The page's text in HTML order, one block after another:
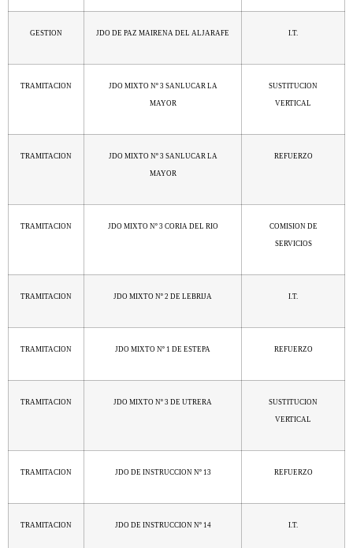
GESTION JDO DE PAZ MAIRENA DEL ALJARAFE I.T.
TRAMITACION JDO MIXTO Nº 3 SANLUCAR LA
MAYOR
SUSTITUCION
VERTICAL
TRAMITACION JDO MIXTO Nº 3 SANLUCAR LA
MAYOR
REFUERZO
TRAMITACION JDO MIXTO Nº 3 CORIA DEL RIO COMISION DE
SERVICIOS
TRAMITACION JDO MIXTO Nº 2 DE LEBRIJA I.T.
TRAMITACION JDO MIXTO Nº 1 DE ESTEPA REFUERZO
TRAMITACION JDO MIXTO Nº 3 DE UTRERA SUSTITUCION
VERTICAL
TRAMITACION JDO DE INSTRUCCION Nº 13 REFUERZO
TRAMITACION JDO DE INSTRUCCION Nº 14 I.T.